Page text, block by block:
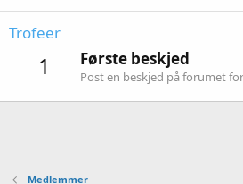
Trofeer
1 Første beskjed
Post en beskjed på forumet
Medlemmer